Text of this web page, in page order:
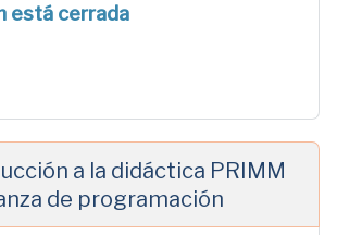
está cerrada
a la didáctica PRIMM
de programación